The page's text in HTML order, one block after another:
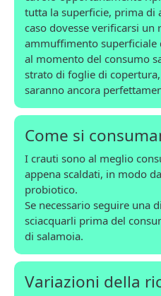
tutta la superficie, prima di
caso dovesse verificarsi
ammuffimento superficiale
al momento del consumo
strato di foglie di
saranno ancora
Come si
I crauti sono al meglio
appena scaldati, in modo
probiotico.
Se necessario seguire una
sciacquarli prima del
di salamoia.
Variazioni della